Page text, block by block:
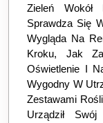
Zieleń
Sprawdza Się
Wygląda Na
Kroku, Jak
Oświetlenie I
Wygodny W
Zestawami
Urządził